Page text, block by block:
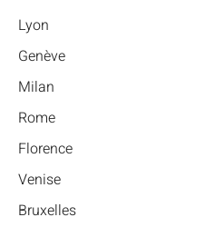
Lyon
Genève
Milan
Rome
Florence
Venise
Bruxelles